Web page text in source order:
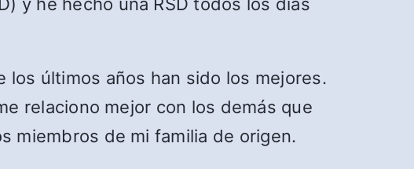
últimos años han sido los mejores.
relaciono mejor con los demás que
miembros de mi familia de origen.